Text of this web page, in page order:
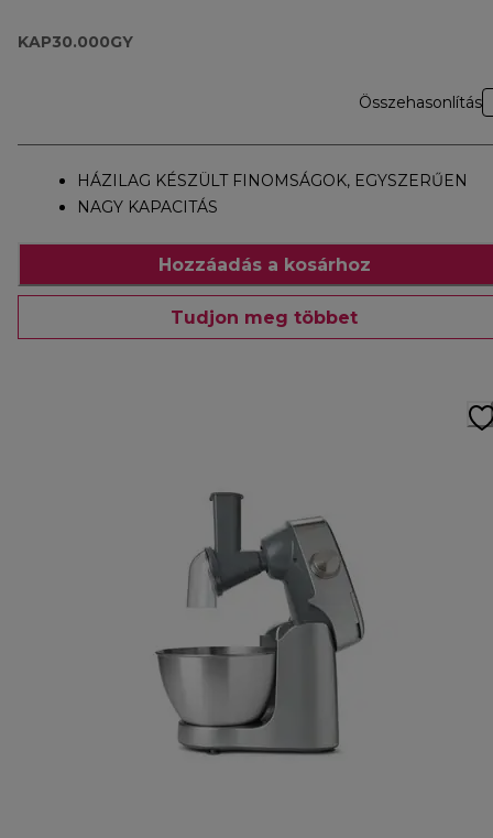
KAP30.000GY
Összehasonlítás
HÁZILAG KÉSZÜLT FINOMSÁGOK, EGYSZERŰEN
NAGY KAPACITÁS
Hozzáadás a kosárhoz
Tudjon meg többet